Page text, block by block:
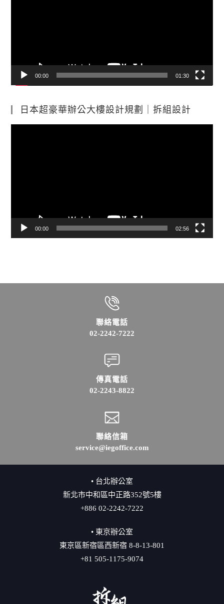
00:00 01:30
日本超豪華辦公大樓設計規劃｜拆組設計
00:00 02:56
聯絡電話
02-2242-7222
傳真電話
02-2243-8822
聯絡信箱
service@iegoffice.com
• 台北辦公室
新北市中和區中正路352號5樓
+886 02-2242-7222
• 東京辦公室
東京區新宿區西新宿 8-8-13-801
+81 505-1175-9074